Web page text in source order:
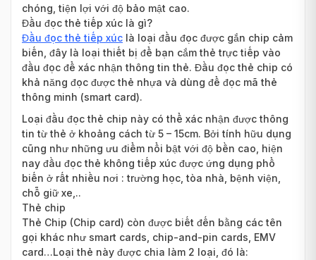
chóng, tiện lợi với độ bảo mật cao.
Đầu đọc thẻ tiếp xúc là gì?
Đầu đọc thẻ tiếp xúc là loại đầu đọc được gắn chip cảm
biến, đây là loại thiết bị để bạn cắm thẻ trực tiếp vào
đầu đọc để xác nhận thông tin thẻ. Đầu đọc thẻ chip có
khả năng đọc được thẻ nhựa và dùng để đọc mã thẻ
thông minh (smart card).
Loại đầu đọc thẻ chip này có thể xác nhận được thông
tin từ thẻ ở khoảng cách từ 5 – 15cm. Bởi tính hữu dụng
cũng như những ưu điểm nổi bật với độ bền cao, hiện
nay đầu đọc thẻ không tiếp xúc được ứng dụng phổ
biến ở rất nhiều nơi : trường học, tòa nhà, bệnh viện,
chỗ giữ xe,..
Thẻ chip
Thẻ Chip (Chip card) còn được biết đến bằng các tên
gọi khác như smart cards, chip-and-pin cards, EMV
card…Loại thẻ này được chia làm 2 loại, đó là: